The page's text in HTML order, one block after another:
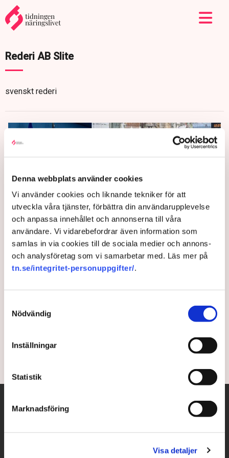
Denna webbplats använder cookies
Vi använder cookies och liknande tekniker för att
utveckla våra tjänster, förbättra din användarupplevelse
och anpassa innehållet och annonserna till våra
användare. Vi vidarebefordrar även information som
samlas in via cookies till de sociala medier och annons-
och analysföretag som vi samarbetar med. Läs mer på
tn.se/integritet-personuppgifter/.
Nödvändig
Inställningar
Statistik
Marknadsföring
Visa detaljer
Rederi AB Slite
svenskt rederi
Kommunalrådet: Därför kan
vi bli först med SMR
tillträdde visat intresse för den nya tidens kärnkraft,
SMR. I Norrköping finns redan en plats där en eller